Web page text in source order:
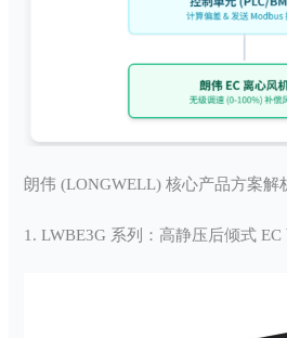
朗伟 (LONGWELL) 核心产品方案解
1. LWBE3G 系列：高静压后倾式 EC